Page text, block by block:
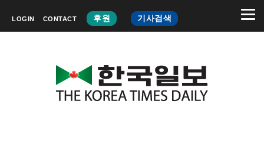
LOGIN CONTACT 후원 기사검색